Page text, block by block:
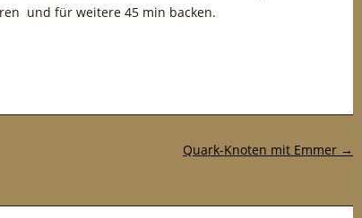
und für weitere 45 min backen.
Quark-Knoten mit Emmer →